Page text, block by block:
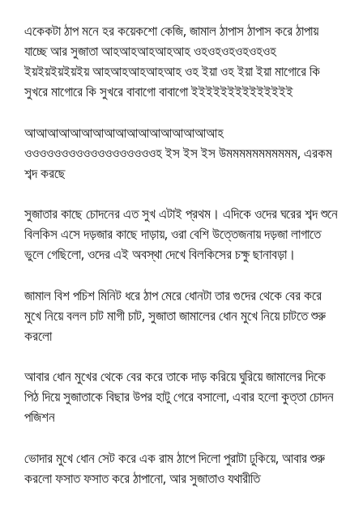
একেকটা ঠাপ মনে হর কয়েকশো কেজি, জামাল ঠাপাস ঠাপাস করে ঠাপায়
যাচ্ছে আর সুজাতা আহআহআহআহআহ ওহওহওহওহওহওহ
ইয়ইয়ইয়ইয়ইয় আহআহআহআহআহ ওহ ইয়া ওহ ইয়া ইয়া মাগোরে কি
সুখরে মাগোরে কি সুখরে বাবাগো বাবাগো ইইইইইইইইইইইইইই
আআআআআআআআআআআআআআআআআহ
ওওওওওওওওওওওওওওওওওওহ ইস ইস ইস উমমমমমমমমমমম, এরকম
শব্দ করছে
সুজাতার কাছে চোদনের এত সুখ এটাই প্রথম। এদিকে ওদের ঘরের শব্দ শুনে
বিলকিস এসে দড়জার কাছে দাড়ায়, ওরা বেশি উত্তেজনায় দড়জা লাগাতে
ভুলে গেছিলো, ওদের এই অবস্থা দেখে বিলকিসের চক্ষু ছানাবড়া।
জামাল বিশ পচিশ মিনিট ধরে ঠাপ মেরে ধোনটা তার গুদের থেকে বের করে
মুখে নিয়ে বলল চাট মাগী চাট, সুজাতা জামালের ধোন মুখে নিয়ে চাটতে শুরু
করলো
আবার ধোন মুখের থেকে বের করে তাকে দাড় করিয়ে ঘুরিয়ে জামালের দিকে
পিঠ দিয়ে সুজাতাকে বিছার উপর হাটু গেরে বসালো, এবার হলো কুত্তা চোদন
পজিশন
ভোদার মুখে ধোন সেট করে এক রাম ঠাপে দিলো পুরাটা ঢুকিয়ে, আবার শুরু
করলো ফসাত ফসাত করে ঠাপানো, আর সুজাতাও যথারীতি